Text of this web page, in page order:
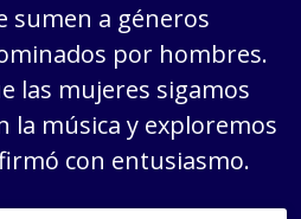
sumen a géneros
por hombres.
las mujeres sigamos
la música y exploremos
con entusiasmo.